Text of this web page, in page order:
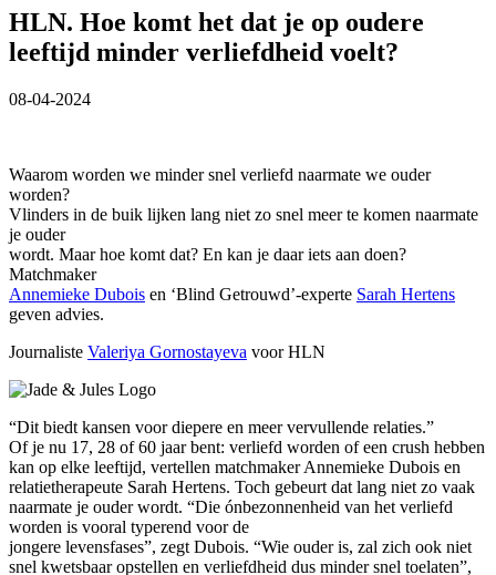
HLN. Hoe komt het dat je op oudere
leeftijd minder verliefdheid voelt?
08-04-2024
Waarom worden we minder snel verliefd naarmate we ouder
worden?
Vlinders in de buik lijken lang niet zo snel meer te komen naarmate
je ouder
wordt. Maar hoe komt dat? En kan je daar iets aan doen?
Matchmaker
Annemieke Dubois en ‘Blind Getrouwd’-experte Sarah Hertens
geven advies.
Journaliste Valeriya Gornostayeva voor HLN
“Dit biedt kansen voor diepere en meer vervullende relaties.”
Of je nu 17, 28 of 60 jaar bent: verliefd worden of een crush hebben
kan op elke leeftijd, vertellen matchmaker Annemieke Dubois en
relatietherapeute Sarah Hertens. Toch gebeurt dat lang niet zo vaak
naarmate je ouder wordt. “Die ónbezonnenheid van het verliefd
worden is vooral typerend voor de
jongere levensfases”, zegt Dubois. “Wie ouder is, zal zich ook niet
snel kwetsbaar opstellen en verliefdheid dus minder snel toelaten”,